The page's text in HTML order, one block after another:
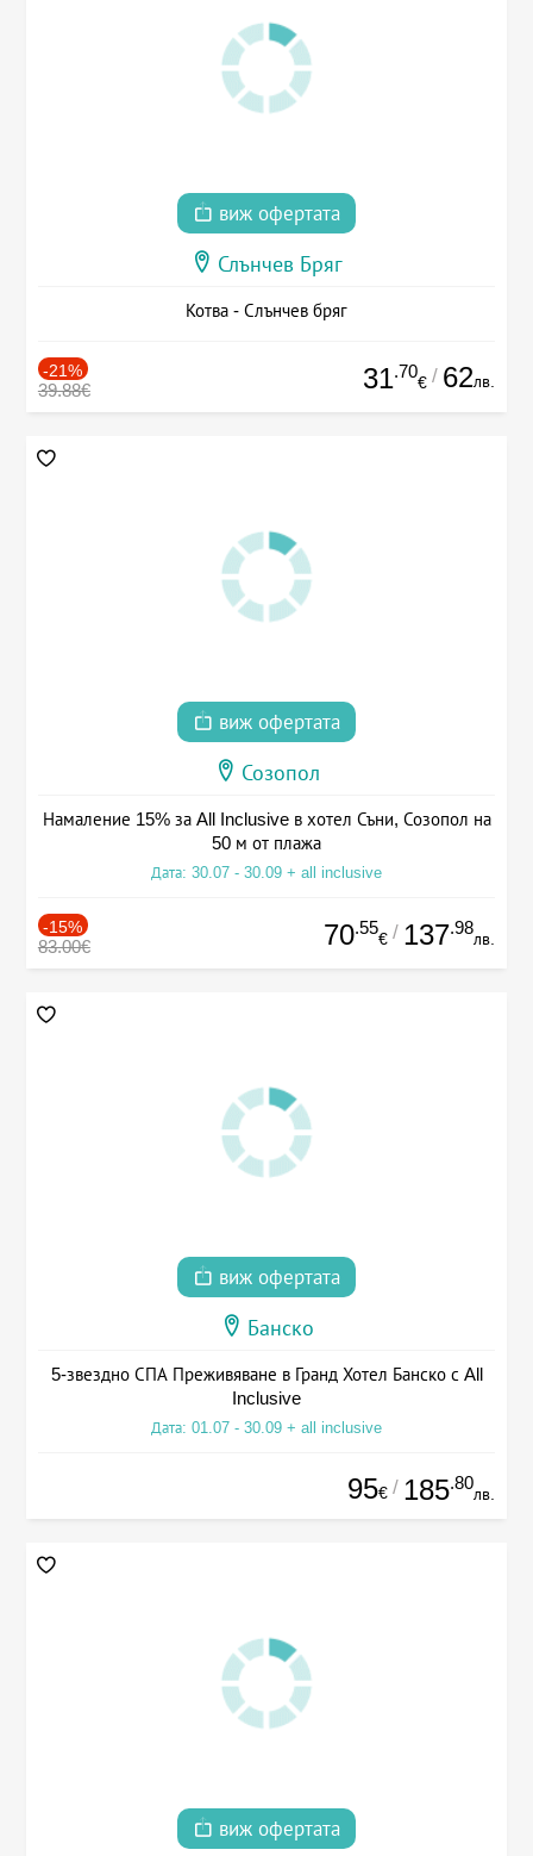
виж офертата
Слънчев Бряг
Котва - Слънчев бряг
-21%
39.88€ 31.70
€ / 62лв.
виж офертата
Созопол
Намаление 15% за All Inclusive в хотел Съни, Созопол на
50 м от плажа
Дата: 30.07 - 30.09 + all inclusive
-15%
83.00€ 70.55
€ / 137.98
лв.
виж офертата
Банско
5-звездно СПА Преживяване в Гранд Хотел Банско с All
Inclusive
Дата: 01.07 - 30.09 + all inclusive
95€ / 185.80
лв.
виж офертата